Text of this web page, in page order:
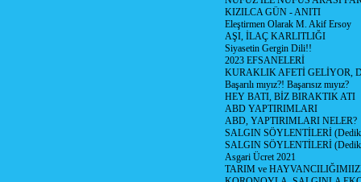
KIZILCA GÜN - ANITI
Eleştirmen Olarak M. Akif Ersoy
AŞI, İLAÇ KARLITLIĞI
Siyasetin Gergin Dili!!
2023 EFSANELERİ
KURAKLIK AFETİ GELİYOR,
Başarılı mıyız?! Başarısız mıyız?
HEY BATI, BİZ BIRAKTIK ATI
ABD YAPTIRIMLARI
ABD, YAPTIRIMLARI NELER?
SALGIN SÖYLENTİLERİ
SALGIN SÖYLENTİLERİ
Asgari Ücret 2021
TARIM ve